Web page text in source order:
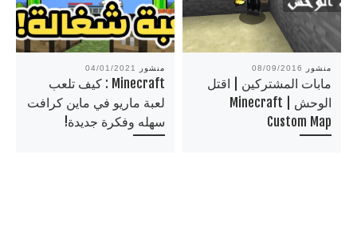
منشور 04/01/2021
Minecraft : كيف تلعب
لعبة ماريو في ماين كرافت
سهله وفكرة جديدة!
منشور 08/09/2016
مابات المشتركين | اقتل
الوحش | Minecraft
Custom Map